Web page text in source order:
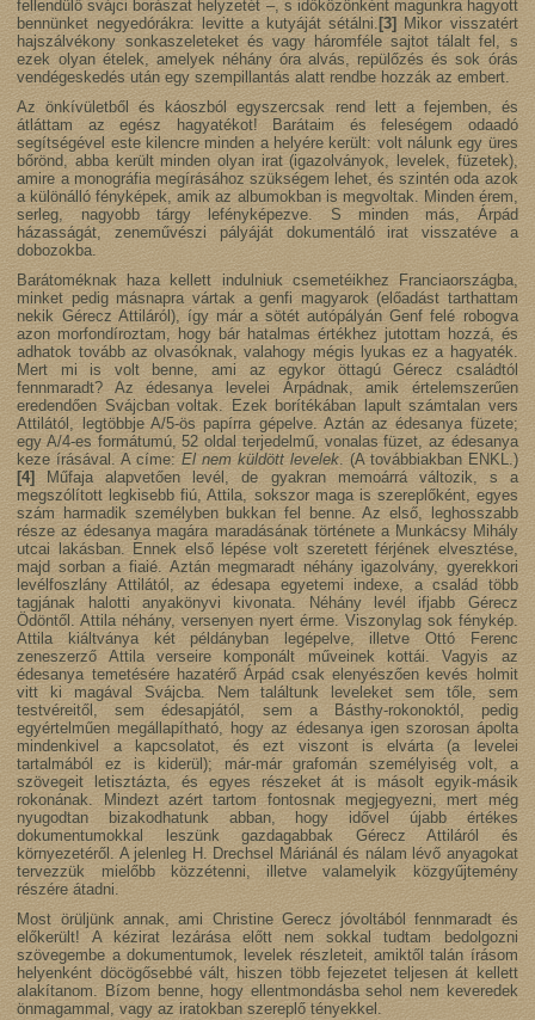
fellendülő svájci borászat helyzetét –, s időközönként magunkra hagyott
bennünket negyedórákra: levitte a kutyáját sétálni. [3]
Mikor visszatért
hajszálvékony sonkaszeleteket és vagy háromféle sajtot tálalt fel, s
ezek olyan ételek, amelyek néhány óra alvás, repülőzés és sok órás
vendégeskedés után egy szempillantás alatt rendbe hozzák az embert.
Az önkívületből és káoszból egyszercsak rend lett a fejemben, és
átláttam az egész hagyatékot! Barátaim és feleségem odaadó
segítségével este kilencre minden a helyére került: volt nálunk egy üres
bőrönd, abba került minden olyan irat (igazolványok, levelek, füzetek),
amire a monográfia megírásához szükségem lehet, és szintén oda azok
a különálló fényképek, amik az albumokban is megvoltak. Minden érem,
serleg, nagyobb tárgy lefényképezve. S minden más, Árpád
házasságát, zeneművészi pályáját dokumentáló irat visszatéve a
dobozokba.
Barátoméknak haza kellett indulniuk csemetéikhez Franciaországba,
minket pedig másnapra vártak a genfi magyarok (előadást tarthattam
nekik Gérecz Attiláról), így már a sötét autópályán Genf felé robogva
azon morfondíroztam, hogy bár hatalmas értékhez jutottam hozzá, és
adhatok tovább az olvasóknak, valahogy mégis lyukas ez a hagyaték.
Mert mi is volt benne, ami az egykor öttagú Gérecz családtól
fennmaradt? Az édesanya levelei Árpádnak, amik értelemszerűen
eredendően Svájcban voltak. Ezek borítékában lapult számtalan vers
Attilától, legtöbbje A/5-ös papírra gépelve. Aztán az édesanya füzete;
egy A/4-es formátumú, 52 oldal terjedelmű, vonalas füzet, az édesanya
keze írásával. A címe:El nem küldött levelek. (A továbbiakban ENKL.)
[4]
Műfaja alapvetően levél, de gyakran memoárrá változik, s a
megszólított legkisebb fiú, Attila, sokszor maga is szereplőként, egyes
szám harmadik személyben bukkan fel benne. Az első, leghosszabb
része az édesanya magára maradásának története a Munkácsy Mihály
utcai lakásban. Ennek első lépése volt szeretett férjének elvesztése,
majd sorban a fiaié. Aztán megmaradt néhány igazolvány, gyerekkori
levélfoszlány Attilától, az édesapa egyetemi indexe, a család több
tagjának halotti anyakönyvi kivonata. Néhány levél ifjabb Gérecz
Ödöntől. Attila néhány, versenyen nyert érme. Viszonylag sok fénykép.
Attila kiáltványa két példányban legépelve, illetve Ottó Ferenc
zeneszerző Attila verseire komponált műveinek kottái. Vagyis az
édesanya temetésére hazatérő Árpád csak elenyészően kevés holmit
vitt ki magával Svájcba. Nem találtunk leveleket sem tőle, sem
testvéreitől, sem édesapjától, sem a Básthy-rokonoktól, pedig
egyértelműen megállapítható, hogy az édesanya igen szorosan ápolta
mindenkivel a kapcsolatot, és ezt viszont is elvárta (a levelei
tartalmából ez is kiderül); már-már grafomán személyiség volt, a
szövegeit letisztázta, és egyes részeket át is másolt egyik-másik
rokonának. Mindezt azért tartom fontosnak megjegyezni, mert még
nyugodtan bizakodhatunk abban, hogy idővel újabb értékes
dokumentumokkal leszünk gazdagabbak Gérecz Attiláról és
környezetéről. A jelenleg H. Drechsel Máriánál és nálam lévő anyagokat
tervezzük mielőbb közzétenni, illetve valamelyik közgyűjtemény
részére átadni.
Most örüljünk annak, ami Christine Gerecz jóvoltából fennmaradt és
előkerült! A kézirat lezárása előtt nem sokkal tudtam bedolgozni
szövegembe a dokumentumok, levelek részleteit, amiktől talán írásom
helyenként döcögősebbé vált, hiszen több fejezetet teljesen át kellett
alakítanom. Bízom benne, hogy ellentmondásba sehol nem keveredek
önmagammal, vagy az iratokban szereplő tényekkel.